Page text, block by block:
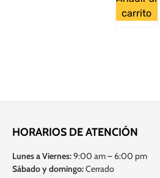
carrito
HORARIOS DE ATENCIÓN
Lunes a Viernes:9:00 am – 6:00 pm
Sábado y domingo:Cerrado